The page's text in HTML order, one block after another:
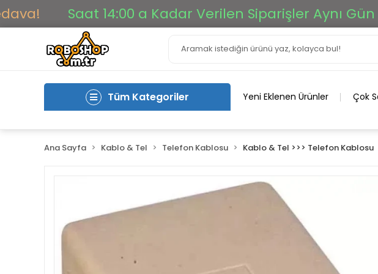
Saat 14:00 a Kadar Verilen Siparişler Aynı Gün
Tüm Kategoriler Yeni Eklenen Ürünler Çok
Ana Sayfa Kablo & Tel Telefon Kablosu Kablo & Tel >>> Telefon Kablosu